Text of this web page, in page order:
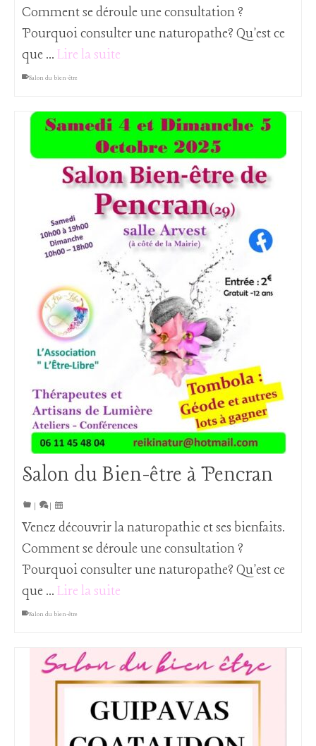
Comment se déroule une consultation ?
Pourquoi consulter une naturopathe? Qu'est ce
que … Lire la suite
Salon du bien-être
Salon du Bien-être à Pencran
Venez découvrir la naturopathie et ses bienfaits.
Comment se déroule une consultation ?
Pourquoi consulter une naturopathe? Qu'est ce
que … Lire la suite
Salon du bien-être